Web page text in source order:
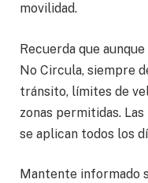
movilidad.
Recuerda que
No Circula, siempre
tránsito, límites de
zonas permitidas.
se aplican todos los
Mantente informado